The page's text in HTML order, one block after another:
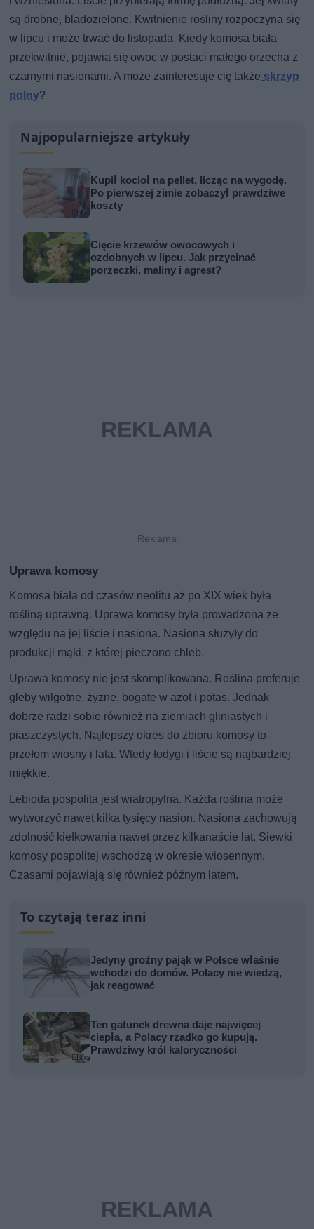
są drobne, bladozielone. Kwitnienie rośliny rozpoczyna się
w lipcu i może trwać do listopada. Kiedy komosa biała
przekwitnie, pojawia się owoc w postaci małego orzecha z
czarnymi nasionami. A może zainteresuje cię także skrzyp
polny?
Najpopularniejsze artykuły
Kupił kocioł na pellet, licząc na wygodę.
Po pierwszej zimie zobaczył prawdziwe
koszty
Cięcie krzewów owocowych i
ozdobnych w lipcu. Jak przycinać
porzeczki, maliny i agrest?
Uprawa komosy
Komosa biała od czasów neolitu aż po XIX wiek była
rośliną uprawną. Uprawa komosy była prowadzona ze
względu na jej liście i nasiona. Nasiona służyły do
produkcji mąki, z której pieczono chleb.
Uprawa komosy nie jest skomplikowana. Roślina preferuje
gleby wilgotne, żyzne, bogate w azot i potas. Jednak
dobrze radzi sobie również na ziemiach gliniastych i
piaszczystych. Najlepszy okres do zbioru komosy to
przełom wiosny i lata. Wtedy łodygi i liście są najbardziej
miękkie.
Lebioda pospolita jest wiatropylna. Każda roślina może
wytworzyć nawet kilka tysięcy nasion. Nasiona zachowują
zdolność kiełkowania nawet przez kilkanaście lat. Siewki
komosy pospolitej wschodzą w okresie wiosennym.
Czasami pojawiają się również późnym latem.
To czytają teraz inni
Jedyny groźny pająk w Polsce właśnie
wchodzi do domów. Polacy nie wiedzą,
jak reagować
Ten gatunek drewna daje najwięcej
ciepła, a Polacy rzadko go kupują.
Prawdziwy król kaloryczności